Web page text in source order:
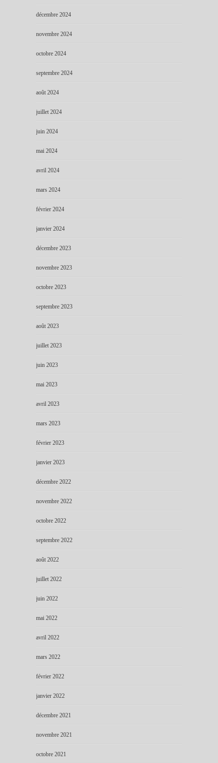
décembre 2024
novembre 2024
octobre 2024
septembre 2024
août 2024
juillet 2024
juin 2024
mai 2024
avril 2024
mars 2024
février 2024
janvier 2024
décembre 2023
novembre 2023
octobre 2023
septembre 2023
août 2023
juillet 2023
juin 2023
mai 2023
avril 2023
mars 2023
février 2023
janvier 2023
décembre 2022
novembre 2022
octobre 2022
septembre 2022
août 2022
juillet 2022
juin 2022
mai 2022
avril 2022
mars 2022
février 2022
janvier 2022
décembre 2021
novembre 2021
octobre 2021